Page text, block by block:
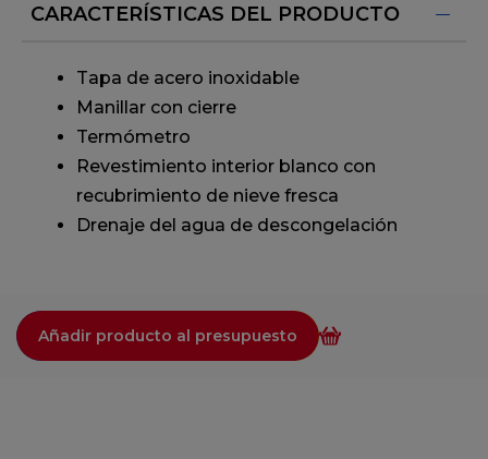
CARACTERÍSTICAS DEL PRODUCTO
Tapa de acero inoxidable
Manillar con cierre
Termómetro
Revestimiento interior blanco con
recubrimiento de nieve fresca
Drenaje del agua de descongelación
Añadir producto al presupuesto